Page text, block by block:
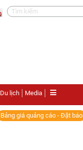
Du lịch Media
Bảng giá quảng cáo - Đặt báo